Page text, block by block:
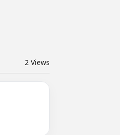
2 Views